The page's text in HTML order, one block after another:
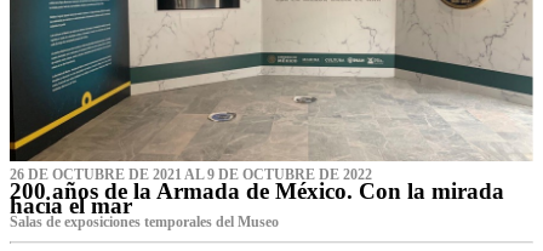
26 DE OCTUBRE DE 2021 AL 9 DE OCTUBRE DE 2022
200 años de la Armada de México. Con la mirada
hacia el mar
Salas de exposiciones temporales del Museo‌